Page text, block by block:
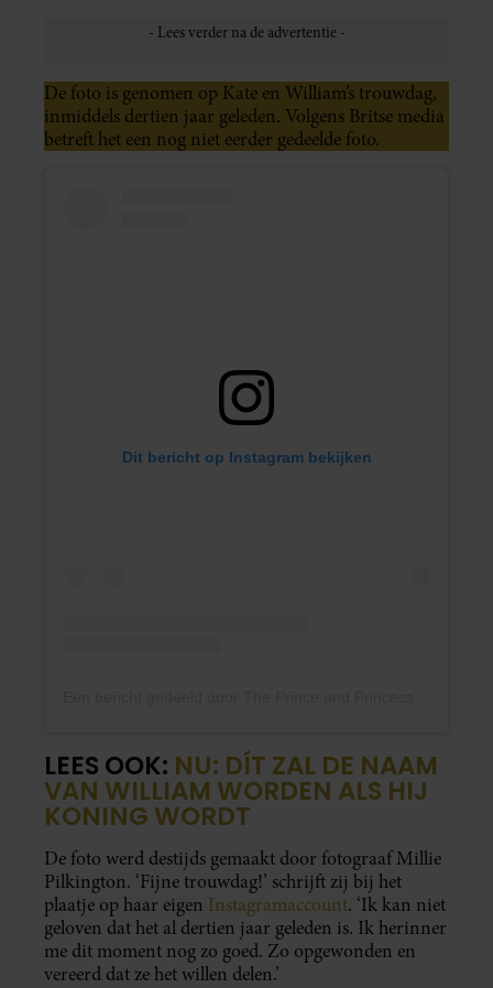
De foto is genomen op Kate en William’s trouwdag,
inmiddels dertien jaar geleden. Volgens Britse media
betreft het een nog niet eerder gedeelde foto.
Dit bericht op Instagram bekijken
LEES OOK: NU: DÍT ZAL DE NAAM
VAN WILLIAM WORDEN ALS HIJ
KONING WORDT
De foto werd destijds gemaakt door fotograaf Millie
Pilkington. ‘Fijne trouwdag!’ schrijft zij bij het
plaatje op haar eigen Instagramaccount. ‘Ik kan niet
geloven dat het al dertien jaar geleden is. Ik herinner
me dit moment nog zo goed. Zo opgewonden en
vereerd dat ze het willen delen.’